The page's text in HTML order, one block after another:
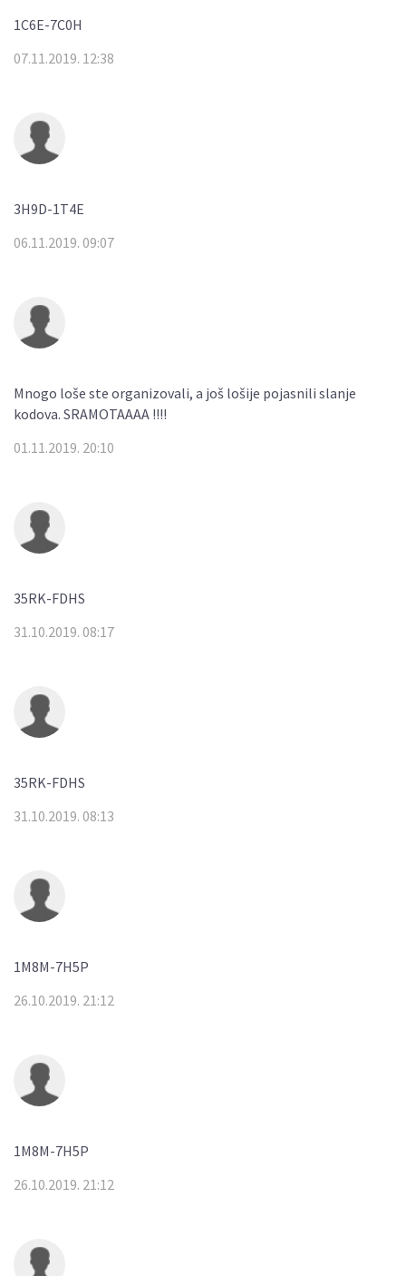
1C6E-7C0H
07.11.2019. 12:38
3H9D-1T4E
06.11.2019. 09:07
Mnogo loše ste organizovali, a još lošije pojasnili slanje
kodova. SRAMOTAAAA !!!!
01.11.2019. 20:10
35RK-FDHS
31.10.2019. 08:17
35RK-FDHS
31.10.2019. 08:13
1M8M-7H5P
26.10.2019. 21:12
1M8M-7H5P
26.10.2019. 21:12